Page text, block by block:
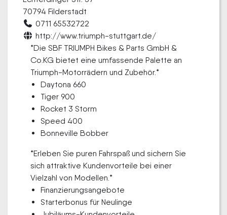
70794 Filderstadt
0711 65532722
http://www.triumph-stuttgart.de/
*Die SBF TRIUMPH Bikes & Parts GmbH &
Co.KG bietet eine umfassende Palette an
Triumph-Motorrädern und Zubehör.*
Daytona 660
Tiger 900
Rocket 3 Storm
Speed 400
Bonneville Bobber
*Erleben Sie puren Fahrspaß und sichern Sie
sich attraktive Kundenvorteile bei einer
Vielzahl von Modellen.*
Finanzierungsangebote
Starterbonus für Neulinge